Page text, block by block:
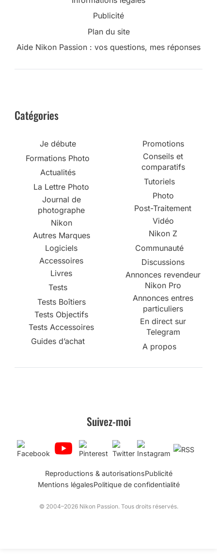
Publicité
Plan du site
Aide Nikon Passion : vos questions, mes réponses
Catégories
Je débute
Formations Photo
Actualités
La Lettre Photo
Journal de
photographe
Nikon
Autres Marques
Logiciels
Accessoires
Livres
Tests
Tests Boîtiers
Tests Objectifs
Tests Accessoires
Guides d’achat
Promotions
Conseils et
comparatifs
Tutoriels
Photo
Post-Traitement
Vidéo
Nikon Z
Communauté
Discussions
Annonces revendeur
Nikon Pro
Annonces entres
particuliers
En direct sur
Telegram
A propos
Suivez-moi
Reproductions & autorisationsPublicité
Mentions légalesPolitique de confidentialité
© 2004–2026 Nikon Passion. Tous droits réservés.